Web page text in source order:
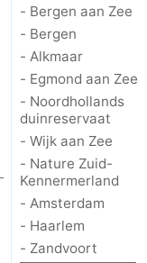
- Bergen aan Zee
- Bergen
- Alkmaar
- Egmond aan Zee
- Noordhollands
duinreservaat
- Wijk aan Zee
- Nature Zuid-
Kennermerland
- Amsterdam
- Haarlem
- Zandvoort